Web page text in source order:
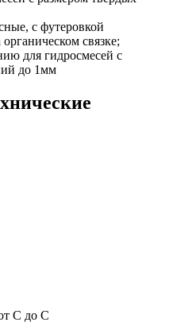
с футеровкой
связке;
для гидросмесей с
до 1мм
С до С